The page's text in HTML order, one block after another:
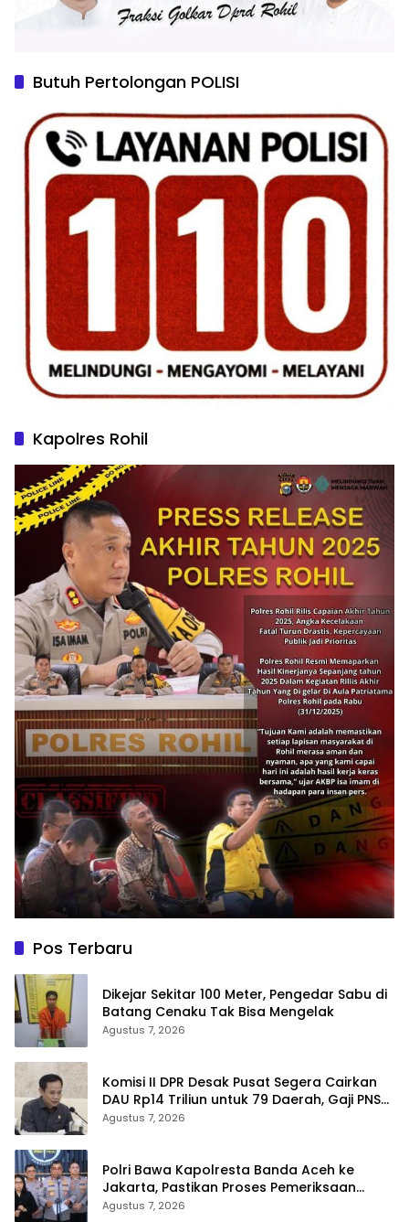
Butuh Pertolongan POLISI
Kapolres Rohil
Pos Terbaru
Dikejar Sekitar 100 Meter, Pengedar Sabu di
Agustus 7, 2026
Komisi II DPR Desak Pusat Segera Cairkan
DAU Rp14 Triliun untuk 79 Daerah, Gaji PNS
Terancam Telat
Agustus 7, 2026
Polri Bawa Kapolresta Banda Aceh ke
Jakarta, Pastikan Proses Pemeriksaan
Profesional dan Transparan
Agustus 7, 2026